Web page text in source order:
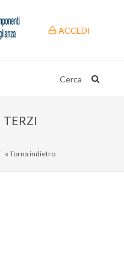
ACCEDI
Cerca
TERZI
« Torna indietro